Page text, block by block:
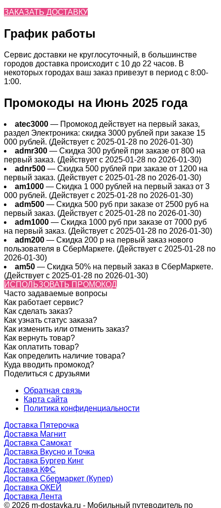
ЗАКАЗАТЬ ДОСТАВКУ
График работы
Сервис доставки не круглосуточный, в большинстве
городов доставка происходит с 10 до 22 часов. В
некоторых городах ваш заказ привезут в период с 8:00-
1:00.
Промокоды на Июнь 2025 года
atec3000 — Промокод действует на первый заказ,
раздел Электроника: скидка 3000 рублей при заказе 15
000 рублей. (Действует с 2025-01-28 по 2026-01-30)
admr300 — Скидка 300 рублей при заказе от 800 на
первый заказ. (Действует с 2025-01-28 по 2026-01-30)
adnr500 — Скидка 500 рублей при заказе от 1200 на
первый заказ. (Действует с 2025-01-28 по 2026-01-30)
am1000 — Скидка 1 000 рублей на первый заказ от 3
000 рублей. (Действует с 2025-01-28 по 2026-01-30)
adm500 — Скидка 500 руб при заказе от 2500 руб на
первый заказ. (Действует с 2025-01-28 по 2026-01-30)
adm1000 — Скидка 1000 руб при заказе от 7000 руб
на первый заказ. (Действует с 2025-01-28 по 2026-01-30)
adm200 — Cкидка 200 р на первый заказ нового
пользователя в СберМаркете. (Действует с 2025-01-28 по
2026-01-30)
am50 — Скидка 50% на первый заказ в СберМаркете.
(Действует с 2025-01-28 по 2026-01-30)
ИСПОЛЬЗОВАТЬ ПРОМОКОД
Часто задаваемые вопросы
Как работает сервис?
Как сделать заказ?
Как узнать статус заказа?
Как изменить или отменить заказ?
Как вернуть товар?
Как оплатить товар?
Как определить наличие товара?
Куда вводить промокод?
Поделиться с друзьями
Обратная связь
Карта сайта
Политика конфиденциальности
Доставка Пятерочка
Доставка Магнит
Доставка Самокат
Доставка Вкусно и Точка
Доставка Бургер Кинг
Доставка КФС
Доставка Сбермаркет (Купер)
Доставка ОКЕЙ
Доставка Лента
© 2026 m-dostavka.ru - Мобильный путеводитель по